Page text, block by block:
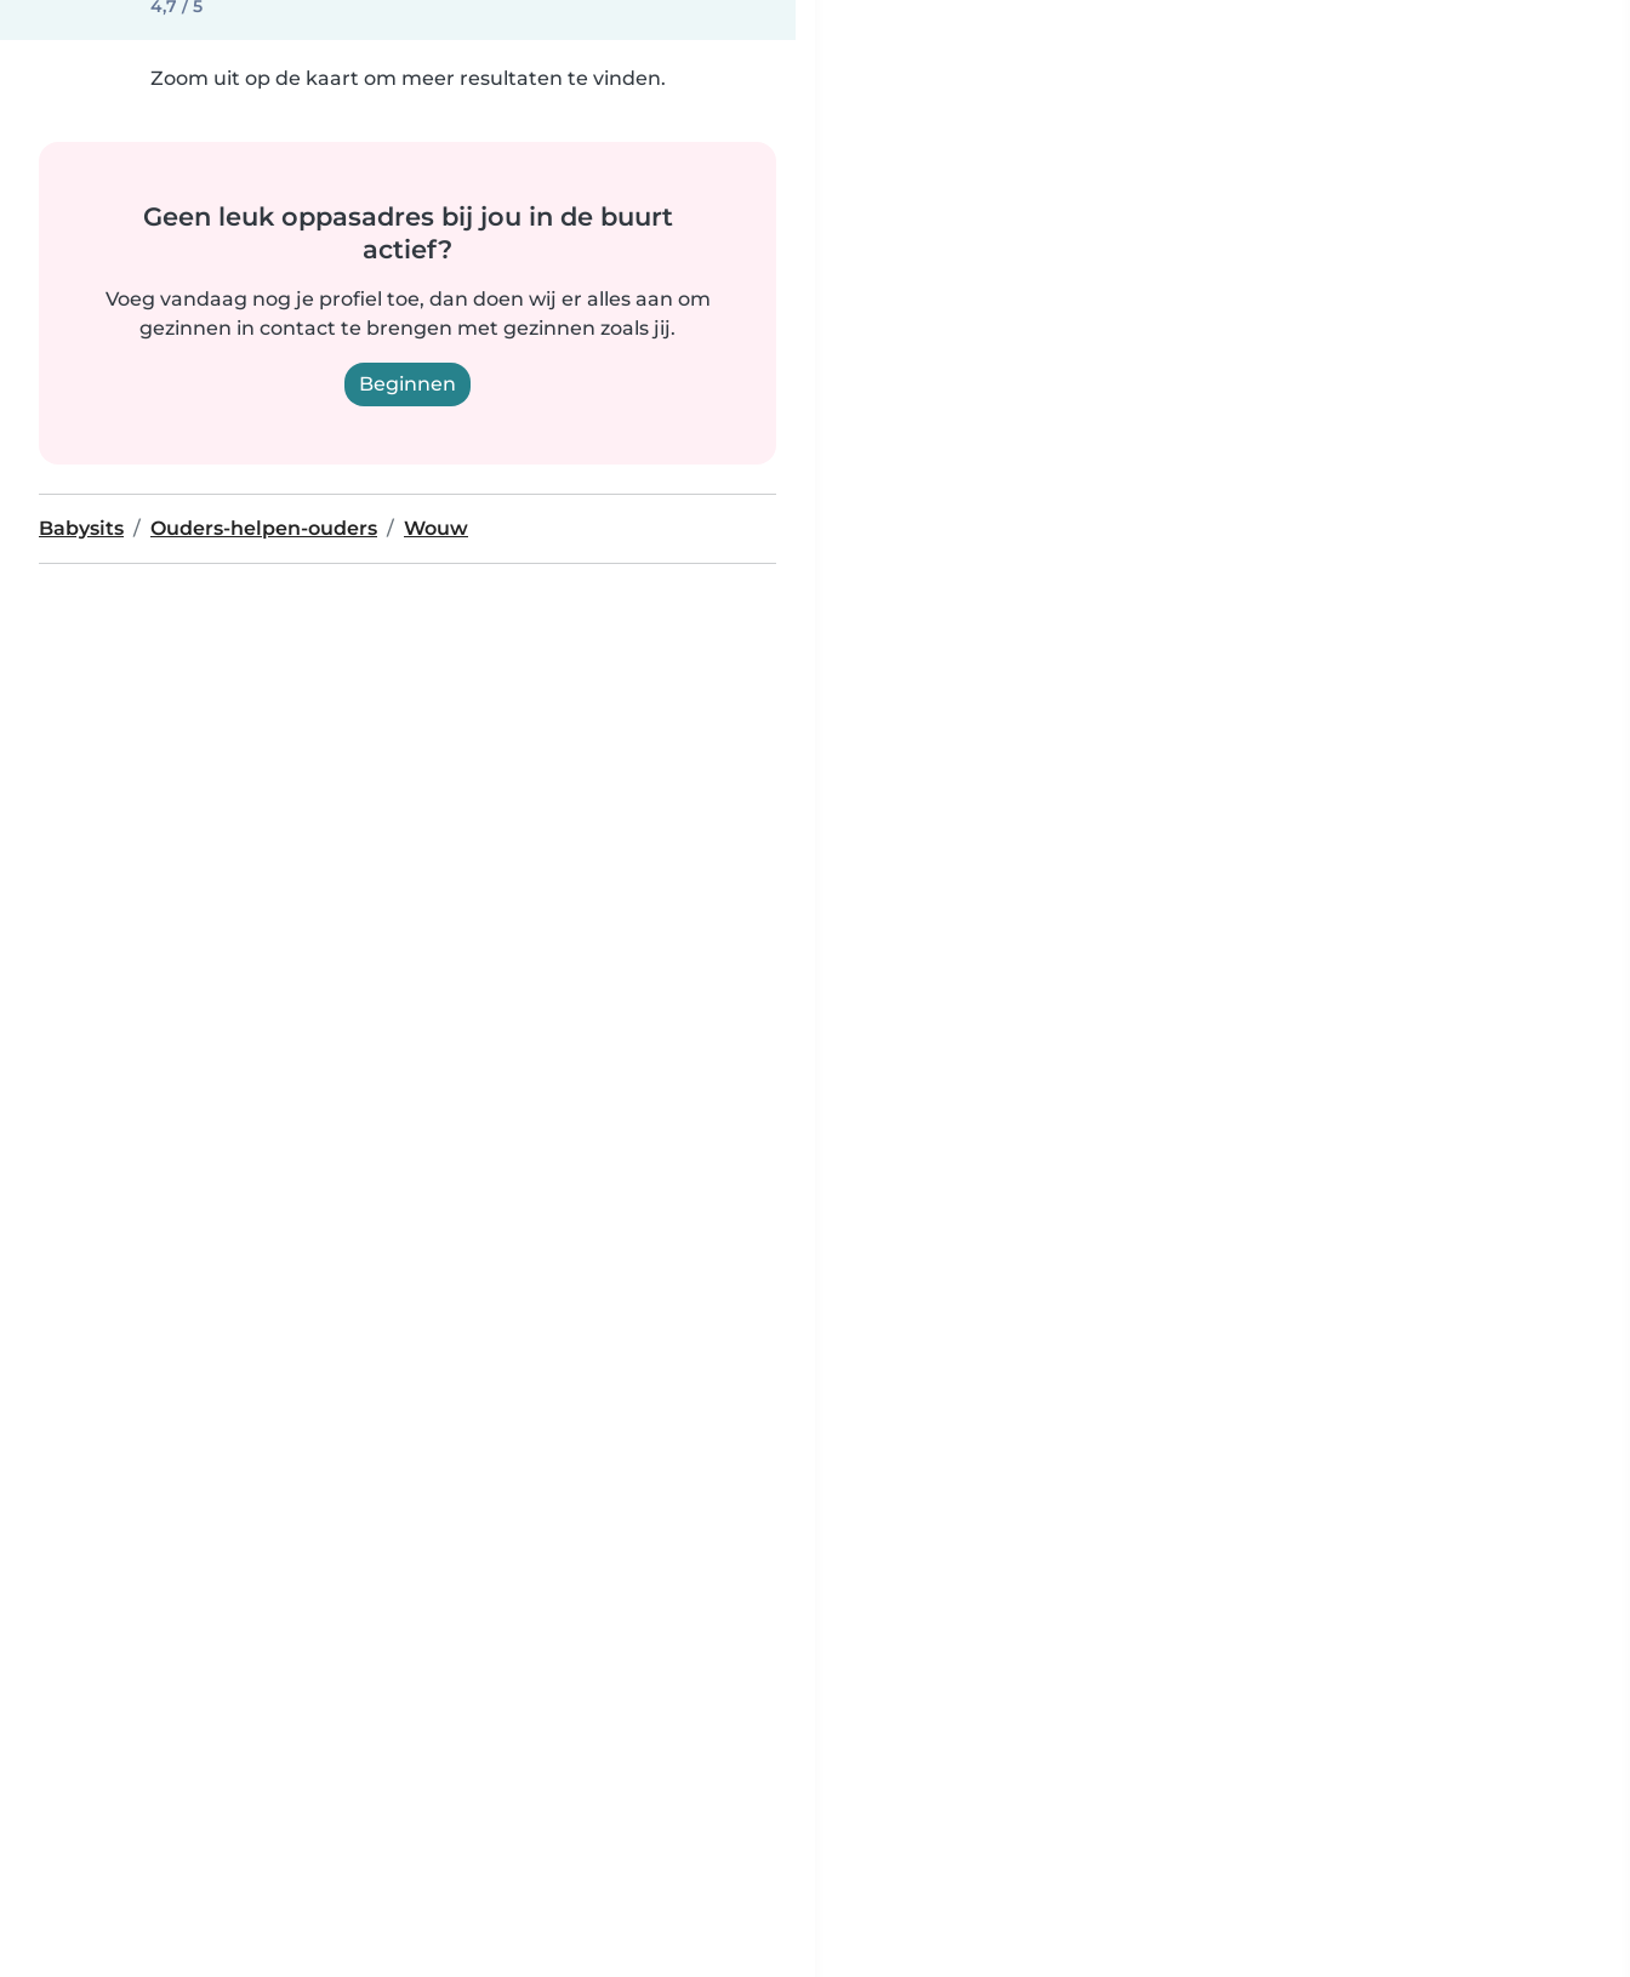
4,7 / 5
Zoom uit op de kaart om meer resultaten te vinden.
Geen leuk oppasadres bij jou in de buurt
actief?
Voeg vandaag nog je profiel toe, dan doen wij er alles aan om
gezinnen in contact te brengen met gezinnen zoals jij.
Beginnen
Babysits Ouders-helpen-ouders Wouw